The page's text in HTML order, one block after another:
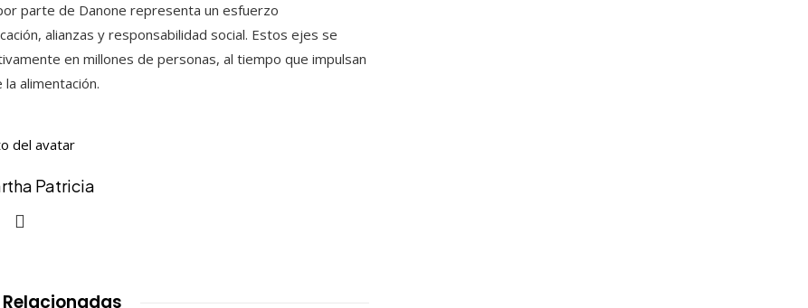
parte de Danone representa un esfuerzo
alianzas y responsabilidad social. Estos ejes se
en millones de personas, al tiempo que impulsan
alimentación.
Patricia